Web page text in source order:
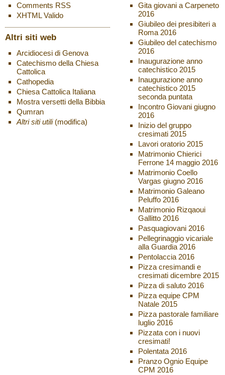
Comments RSS
XHTMLValido
Altri siti web
Arcidiocesi di Genova
Catechismo della Chiesa
Cattolica
Cathopedia
Chiesa Cattolica Italiana
Mostra versetti della Bibbia
Qumran
Altri siti utili (modifica)
Gita giovani a Carpeneto
2016
Giubileo dei presibiteri a
Roma 2016
Giubileo del catechismo
2016
Inaugurazione anno
catechistico 2015
Inaugurazione anno
catechistico 2015
seconda puntata
Incontro Giovani giugno
2016
Inizio del gruppo
cresimati 2015
Lavori oratorio 2015
Matrimonio Chierici
Ferrone 14 maggio 2016
Matrimonio Coello
Vargas giugno 2016
Matrimonio Galeano
Peluffo 2016
Matrimonio Rizqaoui
Gallitto 2016
Pasquagiovani 2016
Pellegrinaggio vicariale
alla Guardia 2016
Pentolaccia 2016
Pizza cresimandi e
cresimati dicembre 2015
Pizza di saluto 2016
Pizza equipe CPM
Natale 2015
Pizza pastorale familiare
luglio 2016
Pizzata con i nuovi
cresimati!
Polentata 2016
Pranzo Ognio Equipe
CPM 2016